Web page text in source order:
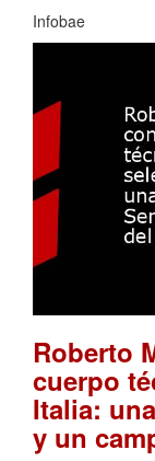
Infobae
Roberto
cuerpo
Italia:
y un